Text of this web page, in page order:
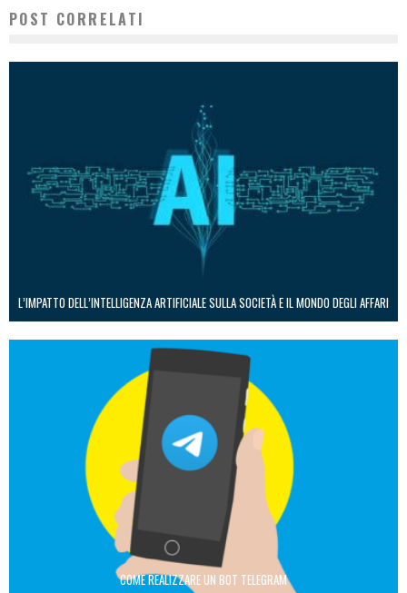
POST CORRELATI
L’IMPATTO DELL’INTELLIGENZA ARTIFICIALE SULLA SOCIETÀ E IL MONDO DEGLI AFFARI
COME REALIZZARE UN BOT TELEGRAM